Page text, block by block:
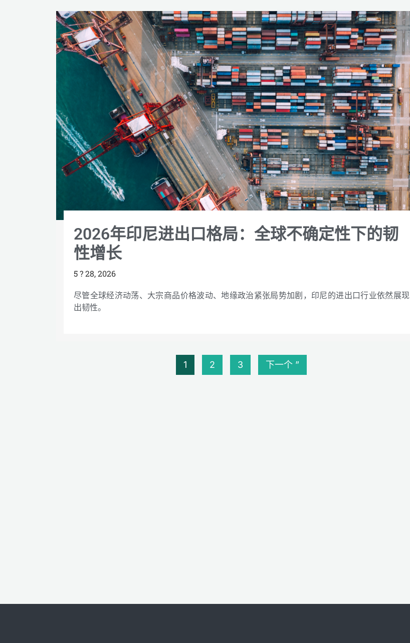
2026年印尼进出口格局：全球不确定性下的韧
性增长
5 ? 28, 2026
尽管全球经济动荡、大宗商品价格波动、地缘政治紧张局势加剧，印尼的进出口行业依然展现
出韧性。
1 2 3 下一个 ”